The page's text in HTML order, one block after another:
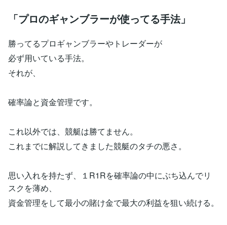
「プロのギャンブラーが使ってる手法」
勝ってるプロギャンブラーやトレーダーが
必ず用いている手法。
それが、
確率論と資金管理です。
これ以外では、競艇は勝てません。
これまでに解説してきました競艇のタチの悪さ。
思い入れを持たず、１R1Rを確率論の中にぶち込んでリ
スクを薄め、
資金管理をして最小の賭け金で最大の利益を狙い続ける。